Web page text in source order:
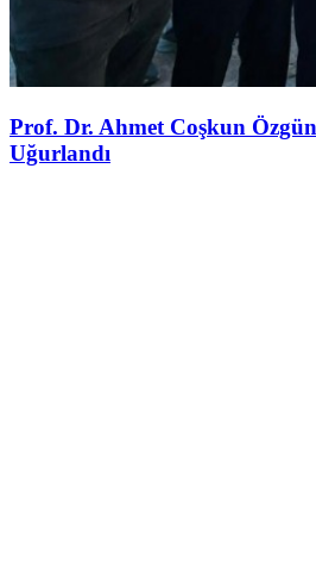
Prof. Dr. Ahmet Coşkun
Uğurlandı